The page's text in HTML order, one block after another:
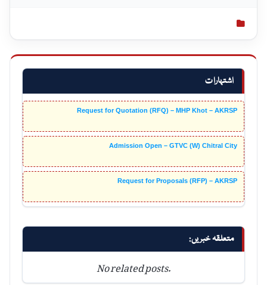
اشتہارات
Request for Quotation (RFQ) – MHP Khot – AKRSP
Admission Open – GTVC (W) Chitral City
Request for Proposals (RFP) – AKRSP
متعلقہ خبریں:
No related posts.